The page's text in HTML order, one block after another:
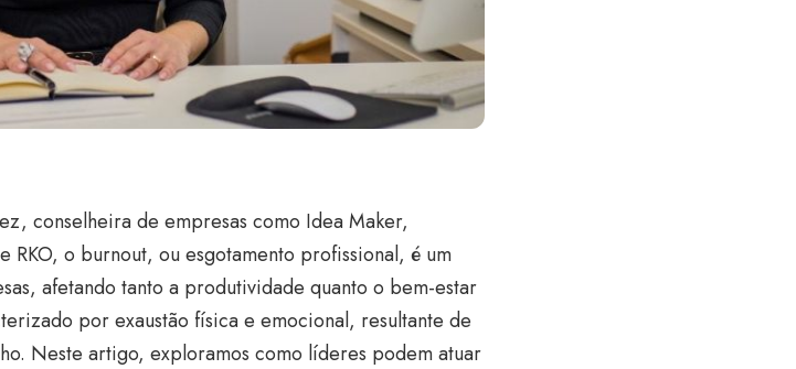
conselheira de empresas como Idea Maker,
RKO, o burnout, ou esgotamento profissional, é um
afetando tanto a produtividade quanto o bem-estar
por exaustão física e emocional, resultante de
Neste artigo, exploramos como líderes podem atuar